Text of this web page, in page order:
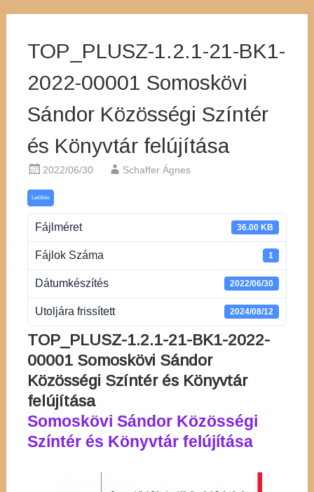
TOP_PLUSZ-1.2.1-21-BK1-
2022-00001 Somoskövi
Sándor Közösségi Színtér
és Könyvtár felújítása
2022/06/30 Schaffer Ágnes
Letöltés
Fájlméret 36.00 KB
Fájlok Száma 1
Dátumkészítés 2022/06/30
Utoljára frissített 2024/08/12
TOP_PLUSZ-1.2.1-21-BK1-2022-
00001 Somoskövi Sándor
Közösségi Színtér és Könyvtár
felújítása
Somoskövi Sándor Közösségi
Színtér és Könyvtár felújítása